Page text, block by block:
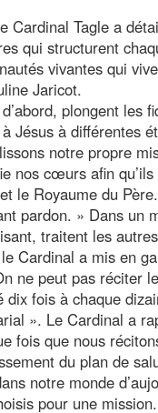
Cardinal Tagle a
qui structurent
vivantes qui
Jaricot.
plongent
Jésus à différentes
notre propre
nos cœurs afin
le Royaume du
pardon. » Dans un
traitent les
Cardinal a mis en
ne peut pas réciter
dix fois à chaque
». Le Cardinal a
fois que nous
du plan de
notre monde
pour une